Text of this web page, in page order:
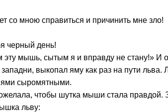
со мною справиться и причинить мне зло!
черный день!
мышь, сытым я и вправду не стану!» И
выкопал яму как раз на пути
сыромятными.
чтобы шутка мыши стала
льву: